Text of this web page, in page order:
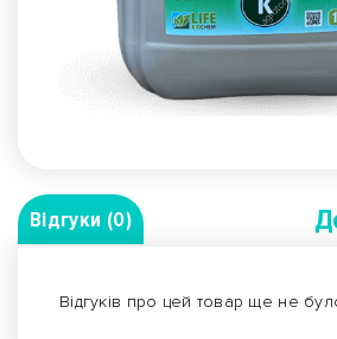
Відгуки (0)
Відгуків про цей товар ще не